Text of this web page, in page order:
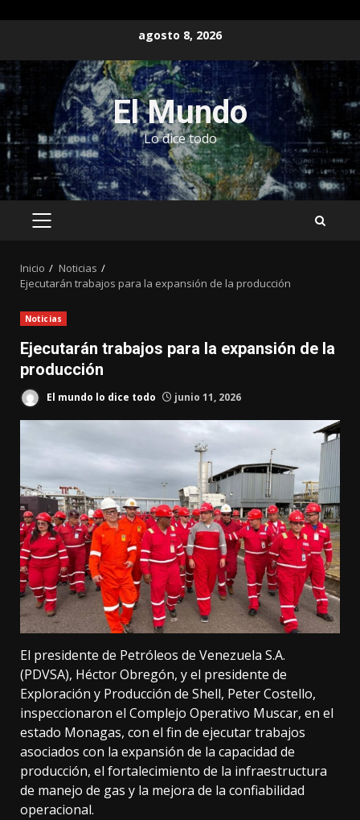
contenido
agosto 8, 2026
El Mundo
Lo dice todo
MENÚ
Inicio
Noticias
Ejecutarán trabajos para la expansión de la producción
Noticias
Ejecutarán trabajos para la expansión de la
producción
El mundo lo dice todo junio 11, 2026
El presidente de Petróleos de Venezuela S.A.
(PDVSA), Héctor Obregón, y el presidente de
Exploración y Producción de Shell, Peter Costello,
inspeccionaron el Complejo Operativo Muscar, en el
estado Monagas, con el fin de ejecutar trabajos
asociados con la expansión de la capacidad de
producción, el fortalecimiento de la infraestructura
de manejo de gas y la mejora de la confiabilidad
operacional.